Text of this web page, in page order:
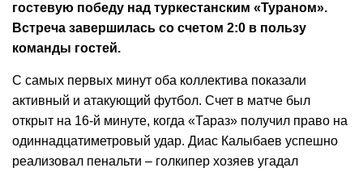
гостевую победу над туркестанским «Тураном».
Встреча завершилась со счетом 2:0 в пользу
команды гостей.
С самых первых минут оба коллектива показали
активный и атакующий футбол. Счет в матче был
открыт на 16-й минуте, когда «Тараз» получил право на
одиннадцатиметровый удар. Диас Калыбаев успешно
реализовал пенальти – голкипер хозяев угадал